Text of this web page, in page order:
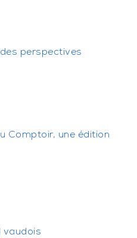
perspectives
Comptoir, une édition
vaudois